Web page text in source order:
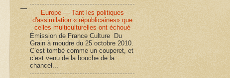
Europe — Tant les politiques
d'assimilation « républicaines» que
celles multiculturelles ont échoué
Émission de France Culture Du
Grain à moudre du 25 octobre 2010.
C’est tombé comme un couperet, et
c’est venu de la bouche de la
chancel...